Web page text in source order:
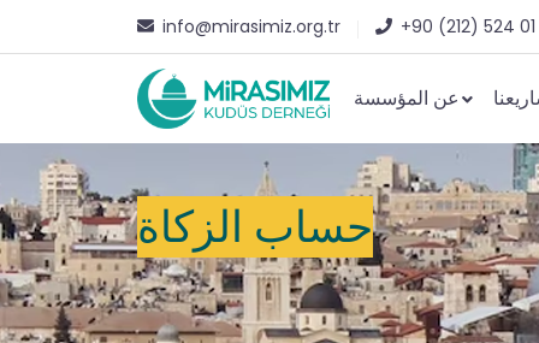
info@mirasimiz.org.tr +90 (212) 524 01
عن المؤسسة
حساب الزكاة